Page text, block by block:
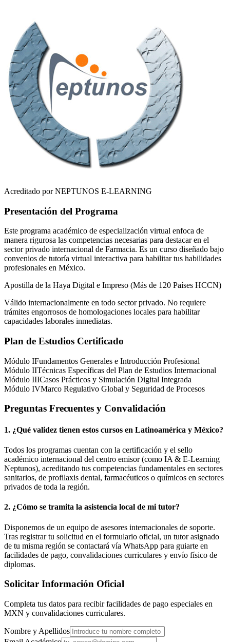
Acreditado por NEPTUNOS E-LEARNING
Presentación del Programa
Este programa académico de especialización virtual enfoca de
manera rigurosa las competencias necesarias para destacar en el
sector privado internacional de Farmacia. Es un curso diseñado bajo
convenios de tutoría virtual interactiva para habilitar tus habilidades
profesionales en México.
Apostilla de la Haya Digital e Impreso (Más de 120 Países HCCN)
Válido internacionalmente en todo sector privado. No requiere
trámites engorrosos de homologaciones locales para habilitar
capacidades laborales inmediatas.
Plan de Estudios Certificado
Módulo IFundamentos Generales e Introducción Profesional
Módulo IITécnicas Específicas del Plan de Estudios Internacional
Módulo IIICasos Prácticos y Simulación Digital Integrada
Módulo IVMarco Regulativo Global y Seguridad de Procesos
Preguntas Frecuentes y Convalidación
1. ¿Qué validez tienen estos cursos en Latinoamérica y México?
Todos los programas cuentan con la certificación y el sello
académico internacional del centro emisor (como IA & E-Learning
Neptunos), acreditando tus competencias fundamentales en sectores
sanitarios, de profilaxis dental, farmacéuticos o químicos en sectores
privados de toda la región.
2. ¿Cómo se tramita la asistencia local de mi tutor?
Disponemos de un equipo de asesores internacionales de soporte.
Tras registrar tu solicitud en el formulario oficial, un tutor asignado
de tu misma región se contactará vía WhatsApp para guiarte en
facilidades de pago, convalidaciones curriculares y envío físico de
diplomas.
Solicitar Información Oficial
Completa tus datos para recibir facilidades de pago especiales en
MXN y convalidaciones curriculares.
Nombre y Apellidos